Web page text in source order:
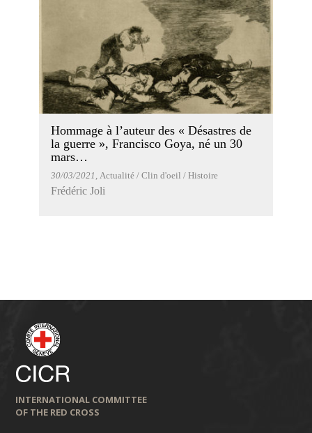
Hommage à l’auteur des « Désastres de
la guerre », Francisco Goya, né un 30
mars…
30/03/2021 , Actualité / Clin d'oeil / Histoire
Frédéric Joli
INTERNATIONAL COMMITTEE
OF THE RED CROSS